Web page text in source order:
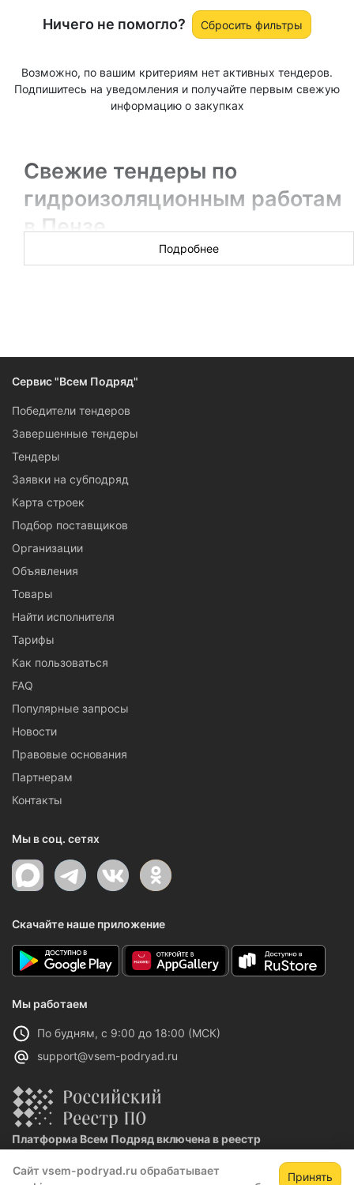
Сайт vsem-podryad.ru обрабатывает
Принять
Ничего не помогло? Сбросить фильтры
Возможно, по вашим критериям нет активных тендеров.
Подпишитесь на уведомления и получайте первым свежую
информацию о закупках
Свежие тендеры по
гидроизоляционным работам
в Пензе
проведение гидроизоляционных работ в Пензе, изучайте
карточки тендеров: в них есть все, чтобы подготовиться и
сделать заказчику выгодное предложение.
Подробнее
Сервис "Всем Подряд"
Победители тендеров
Завершенные тендеры
Тендеры
Заявки на субподряд
Карта строек
Подбор поставщиков
Организации
Объявления
Товары
Найти исполнителя
Тарифы
Как пользоваться
FAQ
Популярные запросы
Новости
Правовые основания
Партнерам
Контакты
Мы в соц. сетях
Скачайте наше приложение
Мы работаем
По будням, с 9:00 до 18:00 (МСК)
support@vsem-podryad.ru
Платформа Всем Подряд включена в реестр
Реестровая запись №32021 от 06.02.2026